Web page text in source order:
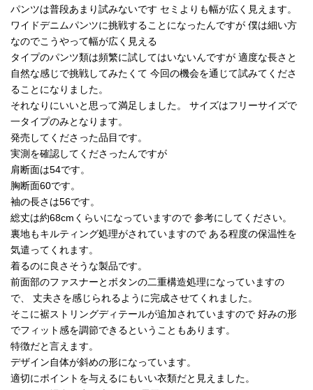
パンツは普段あまり試みないです セミよりも幅が広く見えます。
ワイドデニムパンツに挑戦することになったんですが 僕は細い方
なのでこうやって幅が広く見える
タイプのパンツ類は頻繁に試してはいないんですが 適度な長さと
自然な感じで挑戦してみたくて 今回の機会を通じて試みてくださ
ることになりました。
それなりにいいと思って満足しました。 サイズはフリーサイズで
一タイプのみとなります。
発売してくださった品目です。
実測を確認してくださったんですが
肩断面は54です。
胸断面60です。
袖の長さは56です。
総丈は約68cmくらいになっていますので 参考にしてください。
裏地もキルティング処理がされていますので ある程度の保温性を
気遣ってくれます。
着るのに良さそうな製品です。
前面部のファスナーとボタンの二重構造処理になっていますの
で、 丈夫さを感じられるように完成させてくれました。
そこに裾ストリングディテールが追加されていますので 好みの形
でフィット感を調節できるということもあります。
特徴だと言えます。
デザイン自体が斜めの形になっています。
適切にポイントを与えるにもいい衣類だと見えました。